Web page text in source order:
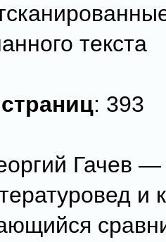
текста
: 393
Гачев
и